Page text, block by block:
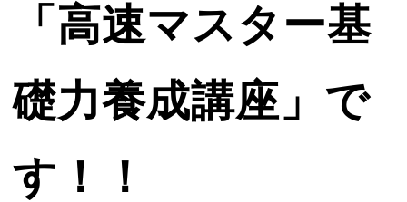
「高速マスター基
礎力養成講座」で
す！！